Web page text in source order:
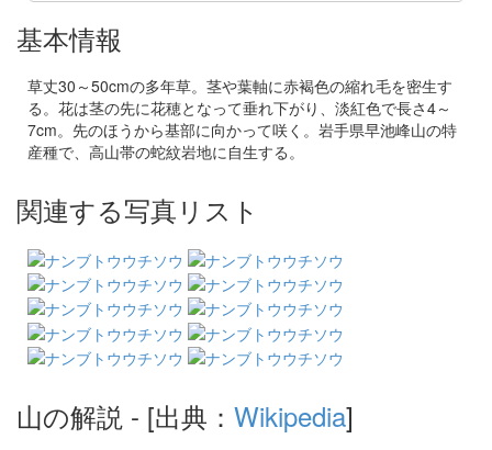
基本情報
草丈30～50cmの多年草。茎や葉軸に赤褐色の縮れ毛を密生す
る。花は茎の先に花穂となって垂れ下がり、淡紅色で長さ4～
7cm。先のほうから基部に向かって咲く。岩手県早池峰山の特
産種で、高山帯の蛇紋岩地に自生する。
関連する写真リスト
山の解説 - [出典： Wikipedia]